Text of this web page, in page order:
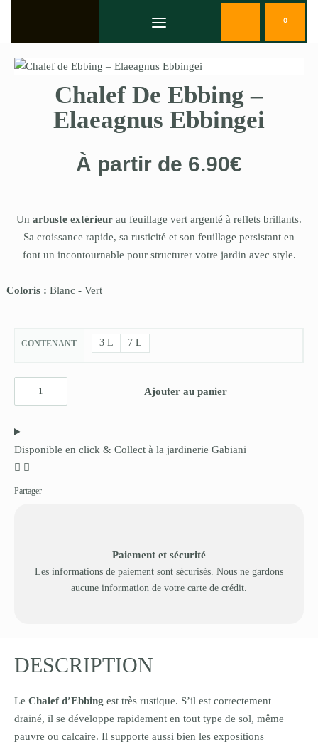
0
Chalef De Ebbing –
Elaeagnus Ebbingei
À partir de 6.90€
Un arbuste extérieur au feuillage vert argenté à reflets brillants.
Sa croissance rapide, sa rusticité et son feuillage persistant en
font un incontournable pour structurer votre jardin avec style.
Coloris : Blanc - Vert
CONTENANT 3 L 7 L
Ajouter au panier
Disponible en click & Collect à la jardinerie Gabiani
Partager
Paiement et sécurité
Les informations de paiement sont sécurisés. Nous ne gardons
aucune information de votre carte de crédit.
DESCRIPTION
Le Chalef d’Ebbing est très rustique. S’il est correctement
drainé, il se développe rapidement en tout type de sol, même
pauvre ou calcaire. Il supporte aussi bien les expositions